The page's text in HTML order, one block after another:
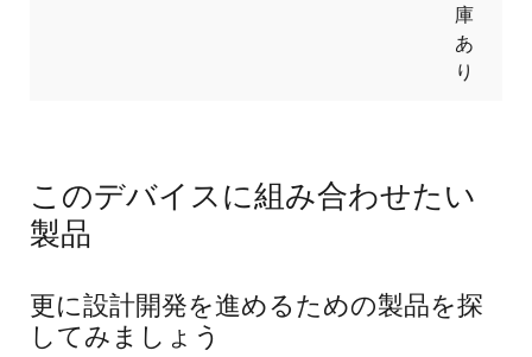
庫
あ
り
このデバイスに組み合わせたい
製品
更に設計開発を進めるための製品を探
してみましょう